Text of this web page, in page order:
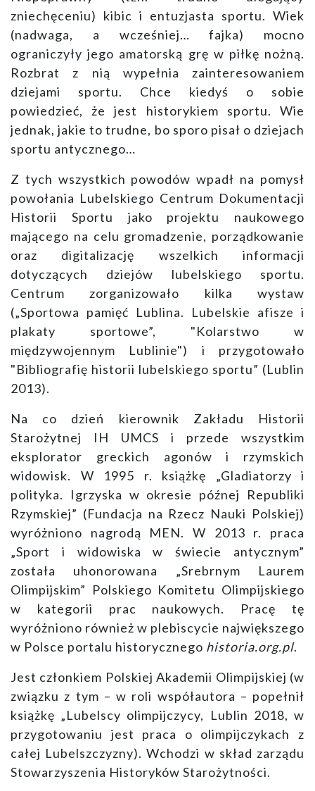
zniechęceniu) kibic i entuzjasta sportu. Wiek
(nadwaga, a wcześniej… fajka) mocno
ograniczyły jego amatorską grę w piłkę nożną.
Rozbrat z nią wypełnia zainteresowaniem
dziejami sportu. Chce kiedyś o sobie
powiedzieć, że jest historykiem sportu. Wie
jednak, jakie to trudne, bo sporo pisał o dziejach
sportu antycznego…
Z tych wszystkich powodów wpadł na pomysł
powołania Lubelskiego Centrum Dokumentacji
Historii Sportu jako projektu naukowego
mającego na celu gromadzenie, porządkowanie
oraz digitalizację wszelkich informacji
dotyczących dziejów lubelskiego sportu.
Centrum zorganizowało kilka wystaw
(„Sportowa pamięć Lublina. Lubelskie afisze i
plakaty sportowe”, "Kolarstwo w
międzywojennym Lublinie") i przygotowało
"Bibliografię historii lubelskiego sportu” (Lublin
2013).
Na co dzień kierownik Zakładu Historii
Starożytnej IH UMCS i przede wszystkim
eksplorator greckich agonów i rzymskich
widowisk. W 1995 r. książkę „Gladiatorzy i
polityka. Igrzyska w okresie późnej Republiki
Rzymskiej” (Fundacja na Rzecz Nauki Polskiej)
wyróżniono nagrodą MEN. W 2013 r. praca
„Sport i widowiska w świecie antycznym”
została uhonorowana „Srebrnym Laurem
Olimpijskim” Polskiego Komitetu Olimpijskiego
w kategorii prac naukowych. Pracę tę
wyróżniono również w plebiscycie największego
w Polsce portalu historycznego historia.org.pl.
Jest członkiem Polskiej Akademii Olimpijskiej (w
związku z tym – w roli współautora – popełnił
książkę „Lubelscy olimpijczycy, Lublin 2018, w
przygotowaniu jest praca o olimpijczykach z
całej Lubelszczyzny). Wchodzi w skład zarządu
Stowarzyszenia Historyków Starożytności.